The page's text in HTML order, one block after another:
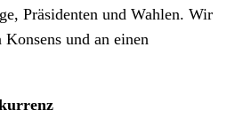
Präsidenten und Wahlen. Wir
Konsens und an einen